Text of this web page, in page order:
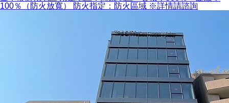
100％（防火放寬） 防火指定：防火區域 ※詳情請諮詢